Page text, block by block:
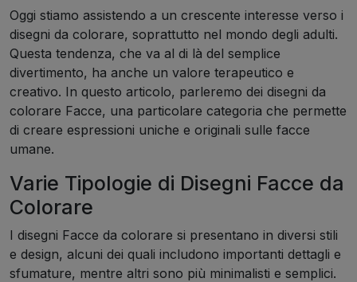
Oggi stiamo assistendo a un crescente interesse verso i
disegni da colorare, soprattutto nel mondo degli adulti.
Questa tendenza, che va al di là del semplice
divertimento, ha anche un valore terapeutico e
creativo. In questo articolo, parleremo dei disegni da
colorare Facce, una particolare categoria che permette
di creare espressioni uniche e originali sulle facce
umane.
Varie Tipologie di Disegni Facce da
Colorare
I disegni Facce da colorare si presentano in diversi stili
e design, alcuni dei quali includono importanti dettagli e
sfumature, mentre altri sono più minimalisti e semplici.